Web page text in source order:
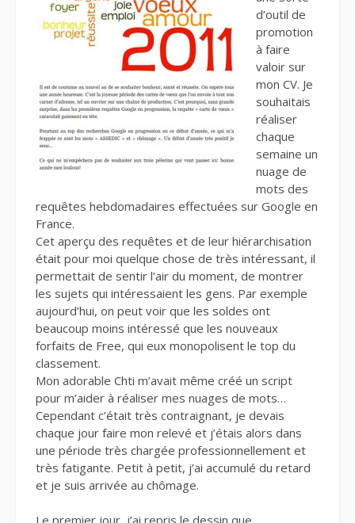
d’outil de
promotion
à faire
valoir sur
mon CV. Je
souhaitais
réaliser
chaque
semaine un
nuage de
mots des
requêtes hebdomadaires effectuées sur Google en
France.
Cet aperçu des requêtes et de leur hiérarchisation
était pour moi quelque chose de très intéressant, il
permettait de sentir l’air du moment, de montrer
les sujets qui intéressaient les gens. Par exemple
aujourd’hui, on peut voir que les soldes ont
beaucoup moins intéressé que les nouveaux
forfaits de Free, qui eux monopolisent le top du
classement.
Mon adorable Chti m’avait même créé un script
pour m’aider à réaliser mes nuages de mots…
Cependant c’était très contraignant, je devais
chaque jour faire mon relevé et j’étais alors dans
une période très chargée professionnellement et
très fatigante. Petit à petit, j’ai accumulé du retard
et je suis arrivée au chômage.